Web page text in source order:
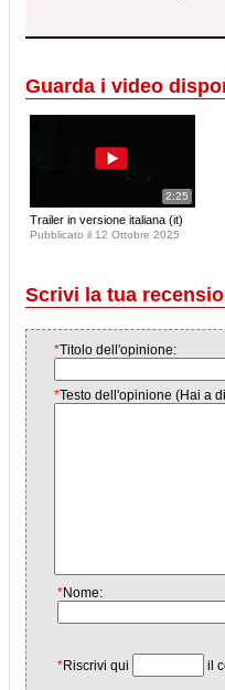
Guarda i video
2:25
Trailer in versione italiana (it)
Pubblicato il 12 Ottobre 2025
Scrivi la tua
*Titolo dell'opinione:
*Testo dell'opinione (Hai a
*Nome:
*Riscrivi qui il